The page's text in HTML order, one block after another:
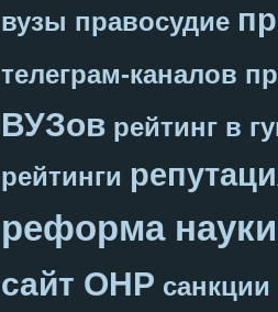
вузы правосудие
телеграм-каналов
ВУЗов рейтинг в
рейтинги
реформа науки
сайт ОНР санкции